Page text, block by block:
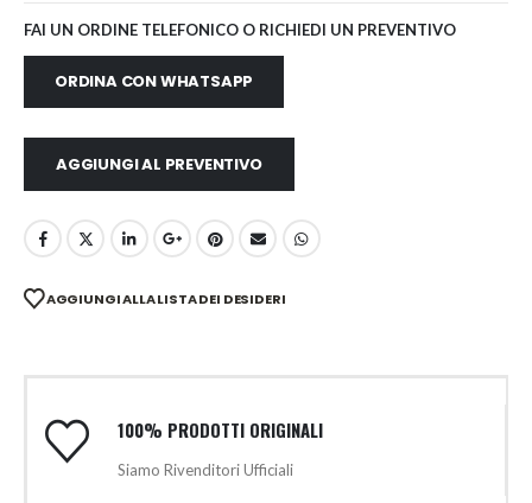
FAI UN ORDINE TELEFONICO O RICHIEDI UN PREVENTIVO
ORDINA CON WHATSAPP
AGGIUNGI AL PREVENTIVO
AGGIUNGI ALLA LISTA DEI DESIDERI
100% PRODOTTI ORIGINALI
Siamo Rivenditori Ufficiali